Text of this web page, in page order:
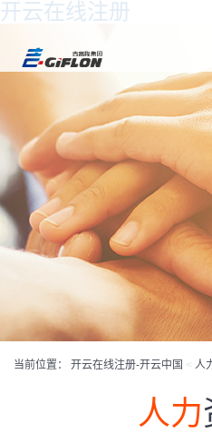
开云在线注册
当前位置： 开云在线注册-开云中国 < 人
人力